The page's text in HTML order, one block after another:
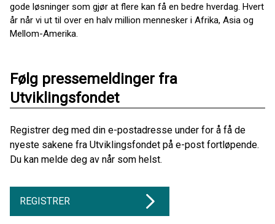
gode løsninger som gjør at flere kan få en bedre hverdag. Hvert
år når vi ut til over en halv million mennesker i Afrika, Asia og
Mellom-Amerika.
Følg pressemeldinger fra
Utviklingsfondet
Registrer deg med din e-postadresse under for å få de
nyeste sakene fra Utviklingsfondet på e-post fortløpende.
Du kan melde deg av når som helst.
REGISTRER